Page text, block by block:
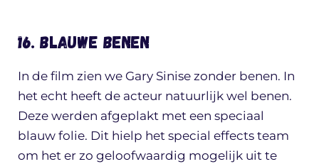
16. Blauwe benen
In de film zien we Gary Sinise zonder benen. In
het echt heeft de acteur natuurlijk wel benen.
Deze werden afgeplakt met een speciaal
blauw folie. Dit hielp het special effects team
om het er zo geloofwaardig mogelijk uit te